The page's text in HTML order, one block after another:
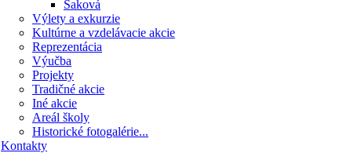
Saková
Výlety a exkurzie
Kultúrne a vzdelávacie akcie
Reprezentácia
Výučba
Projekty
Tradičné akcie
Iné akcie
Areál školy
Historické fotogalérie...
Kontakty